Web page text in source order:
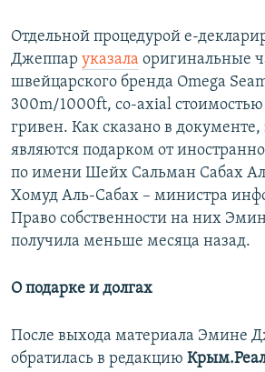
Отдельной процедурой е-
Джеппар указала оригинальные
швейцарского бренда Omega
300m/1000ft, co-axial стоимостью
гривен. Как сказано в документе,
являются подарком от
по имени Шейх Сальман Сабах
Хомуд Аль-Сабах – министра
Право собственности на них
получила меньше месяца назад.
О подарке и долгах
После выхода материала Эмине
обратилась в редакцию